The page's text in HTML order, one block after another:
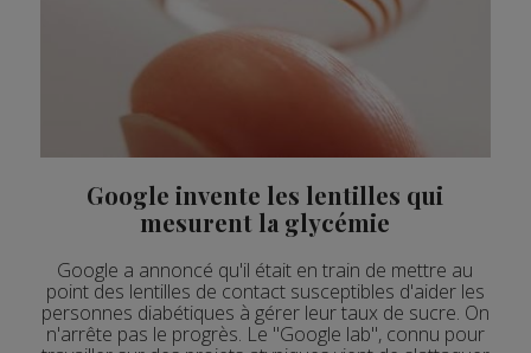
Google invente les lentilles qui
mesurent la glycémie
Google a annoncé qu'il était en train de mettre au
point des lentilles de contact susceptibles d'aider les
personnes diabétiques à gérer leur taux de sucre. On
n'arrête pas le progrès. Le "Google lab", connu pour